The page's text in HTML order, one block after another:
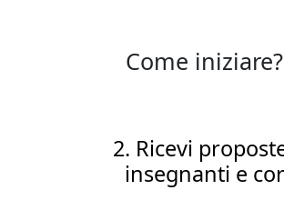
Come iniziare?
2. Ricevi proposte di
insegnanti e corsi